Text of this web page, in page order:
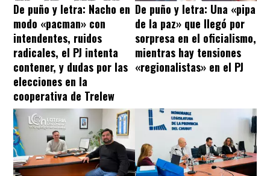
De puño y letra: Nacho en
modo «pacman» con
intendentes, ruidos
radicales, el PJ intenta
contener, y dudas por las
elecciones en la
cooperativa de Trelew
De puño y letra: Una «pipa
de la paz» que llegó por
sorpresa en el oficialismo,
mientras hay tensiones
«regionalistas» en el PJ